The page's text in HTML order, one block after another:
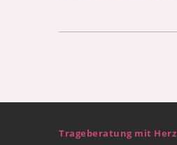
Trageberatung mit Herz